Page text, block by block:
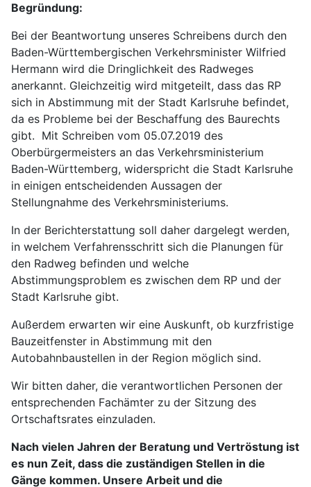
Begründung:
Bei der Beantwortung unseres Schreibens durch den
Baden-Württembergischen Verkehrsminister Wilfried
Hermann wird die Dringlichkeit des Radweges
anerkannt. Gleichzeitig wird mitgeteilt, dass das RP
sich in Abstimmung mit der Stadt Karlsruhe befindet,
da es Probleme bei der Beschaffung des Baurechts
gibt. Mit Schreiben vom 05.07.2019 des
Oberbürgermeisters an das Verkehrsministerium
Baden-Württemberg, widerspricht die Stadt Karlsruhe
in einigen entscheidenden Aussagen der
Stellungnahme des Verkehrsministeriums.
In der Berichterstattung soll daher dargelegt werden,
in welchem Verfahrensschritt sich die Planungen für
den Radweg befinden und welche
Abstimmungsproblem es zwischen dem RP und der
Stadt Karlsruhe gibt.
Außerdem erwarten wir eine Auskunft, ob kurzfristige
Bauzeitfenster in Abstimmung mit den
Autobahnbaustellen in der Region möglich sind.
Wir bitten daher, die verantwortlichen Personen der
entsprechenden Fachämter zu der Sitzung des
Ortschaftsrates einzuladen.
Nach vielen Jahren der Beratung und Vertröstung ist
es nun Zeit, dass die zuständigen Stellen in die
Gänge kommen. Unsere Arbeit und die